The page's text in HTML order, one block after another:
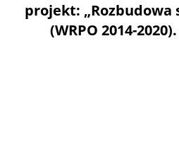
projekt: „Rozbudowa
(WRPO 2014-